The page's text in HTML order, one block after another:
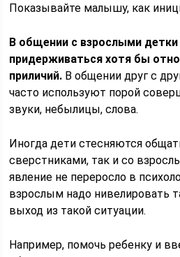
Показывайте малышу, как
В общении с взрослыми
придерживаться хотя бы
приличий. В общении друг с
часто используют порой
звуки, небылицы, слова.
Иногда дети стесняются
сверстниками, так и со
явление не переросло в
взрослым надо нивелировать
выход из такой ситуации.
Например, помочь ребенку и